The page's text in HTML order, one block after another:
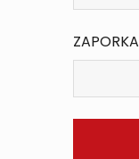
ZAPORKA